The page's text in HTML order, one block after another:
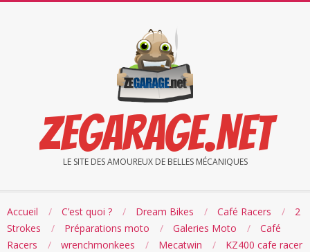
ZEGARAGE.NET
LE SITE DES AMOUREUX DE BELLES MÉCANIQUES
Accueil C’est quoi ? Dream Bikes Café Racers
2
Strokes
Préparations moto Galeries Moto
Café
Racers
wrenchmonkees Mecatwin
KZ400 cafe racer